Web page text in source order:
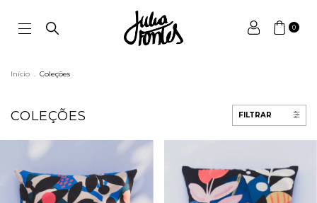
0
Início . Coleções
COLEÇÕES FILTRAR